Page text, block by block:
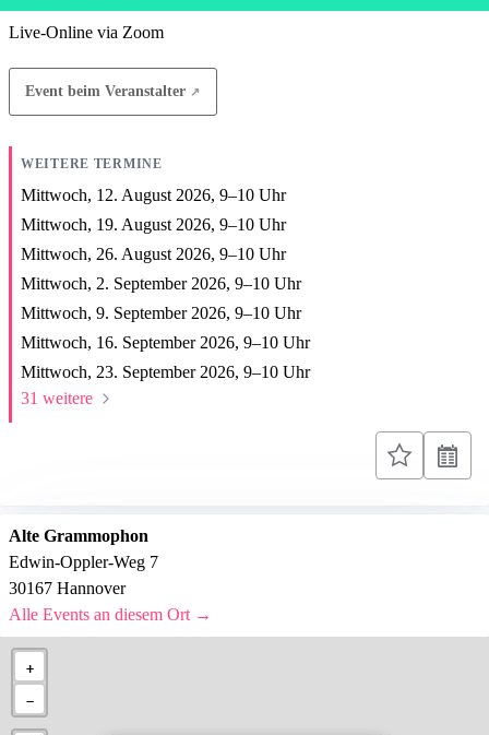
Live-Online via Zoom
Event beim Veranstalter
WEITERE TERMINE
Mittwoch, 12. August 2026, 9–10 Uhr
Mittwoch, 19. August 2026, 9–10 Uhr
Mittwoch, 26. August 2026, 9–10 Uhr
Mittwoch, 2. September 2026, 9–10 Uhr
Mittwoch, 9. September 2026, 9–10 Uhr
Mittwoch, 16. September 2026, 9–10 Uhr
Mittwoch, 23. September 2026, 9–10 Uhr
31 weitere
Alte Grammophon
Edwin-Oppler-Weg 7
30167 Hannover
Alle Events an diesem Ort →
+
−